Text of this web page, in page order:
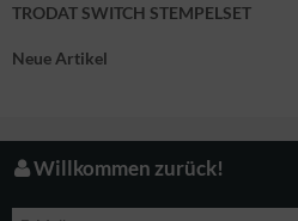
TRODAT SWITCH STEMPELSET
Neue Artikel
Willkommen zurück!